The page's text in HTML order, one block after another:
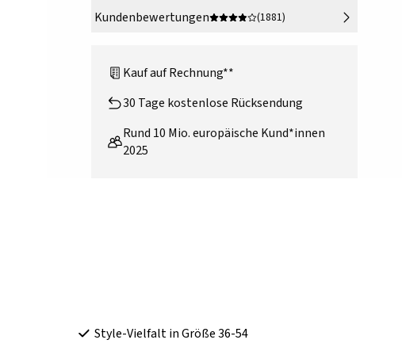
Kundenbewertungen (1881)
Kauf auf Rechnung**
30 Tage kostenlose Rücksendung
Rund 10 Mio. europäische Kund*innen
2025
Style-Vielfalt in Größe 36-54